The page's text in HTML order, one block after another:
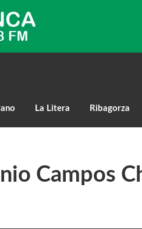
La Litera Ribagorza
Campos